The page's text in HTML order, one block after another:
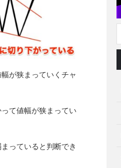
が狭まっていくチャ
て値幅が狭まってい
っていると判断でき